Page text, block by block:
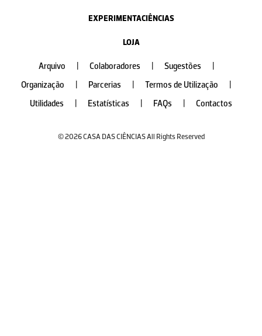
EXPERIMENTACIÊNCIAS
LOJA
Arquivo Colaboradores Sugestões
Organização
Parcerias Termos de Utilização
Utilidades
Estatísticas FAQs Contactos
© 2026 CASA DAS CIÊNCIAS All Rights Reserved